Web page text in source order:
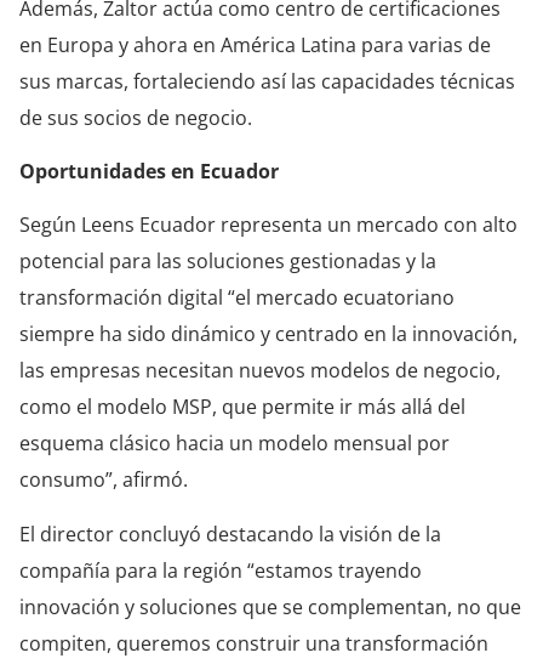
Además, Zaltor actúa como centro de certificaciones
en Europa y ahora en América Latina para varias de
sus marcas, fortaleciendo así las capacidades técnicas
de sus socios de negocio.
Oportunidades en Ecuador
Según Leens Ecuador representa un mercado con alto
potencial para las soluciones gestionadas y la
transformación digital “el mercado ecuatoriano
siempre ha sido dinámico y centrado en la innovación,
las empresas necesitan nuevos modelos de negocio,
como el modelo MSP, que permite ir más allá del
esquema clásico hacia un modelo mensual por
consumo”, afirmó.
El director concluyó destacando la visión de la
compañía para la región “estamos trayendo
innovación y soluciones que se complementan, no que
compiten, queremos construir una transformación